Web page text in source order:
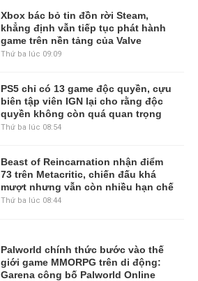
Xbox bác bỏ tin đồn rời Steam,
khẳng định vẫn tiếp tục phát hành
game trên nền tảng của Valve
Thứ ba lúc 09:09
PS5 chỉ có 13 game độc quyền, cựu
biên tập viên IGN lại cho rằng độc
quyền không còn quá quan trọng
Thứ ba lúc 08:54
Beast of Reincarnation nhận điểm
73 trên Metacritic, chiến đấu khá
mượt nhưng vẫn còn nhiều hạn chế
Thứ ba lúc 08:44
Palworld chính thức bước vào thế
giới game MMORPG trên di động:
Garena công bố Palworld Online